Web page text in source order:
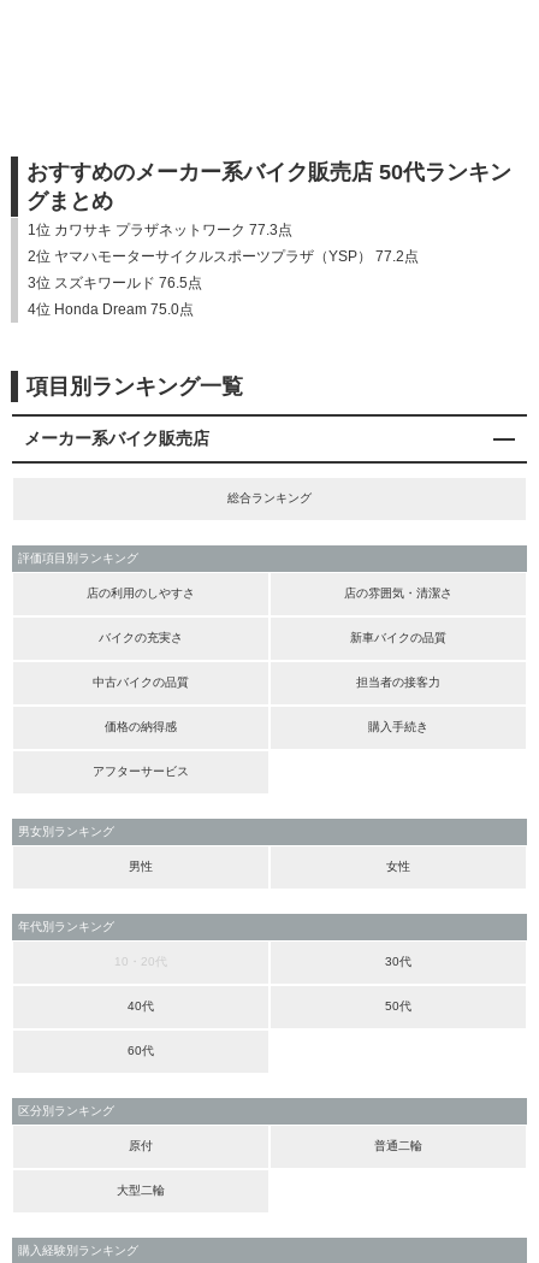
おすすめのメーカー系バイク販売店 50代ランキン
グまとめ
1位 カワサキ プラザネットワーク 77.3点
2位 ヤマハモーターサイクルスポーツプラザ（YSP） 77.2点
3位 スズキワールド 76.5点
4位 Honda Dream 75.0点
項目別ランキング一覧
メーカー系バイク販売店
総合ランキング
評価項目別ランキング
店の利用のしやすさ 店の雰囲気・清潔さ
バイクの充実さ 新車バイクの品質
中古バイクの品質 担当者の接客力
価格の納得感 購入手続き
アフターサービス
男女別ランキング
男性 女性
年代別ランキング
10・20代 30代
40代 50代
60代
区分別ランキング
原付 普通二輪
大型二輪
購入経験別ランキング